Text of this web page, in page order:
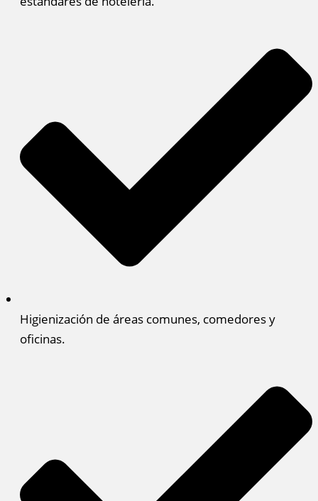
Higienización de áreas comunes, comedores y
oficinas.